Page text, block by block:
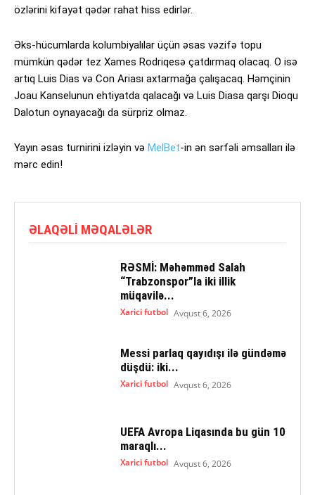
özlərini kifayət qədər rahat hiss edirlər.
Əks-hücumlarda kolumbiyalılar üçün əsas vəzifə topu
mümkün qədər tez Xames Rodriqesə çatdırmaq olacaq. O isə
artıq Luis Dias və Con Ariası axtarmağa çalışacaq. Həmçinin
Joau Kanselunun ehtiyatda qalacağı və Luis Diasa qarşı Dioqu
Dalotun oynayacağı da sürpriz olmaz.
Yayın əsas turnirini izləyin və MelBet-in ən sərfəli əmsalları ilə
mərc edin!
ƏLAQƏLI MƏQALƏLƏR
RƏSMİ: Məhəmməd Salah
“Trabzonspor”la iki illik
müqavilə...
Xarici futbol Avqust 6, 2026
Messi parlaq qayıdışı ilə gündəmə
düşdü: iki...
Xarici futbol Avqust 6, 2026
UEFA Avropa Liqasında bu gün 10
maraqlı...
Xarici futbol Avqust 6, 2026